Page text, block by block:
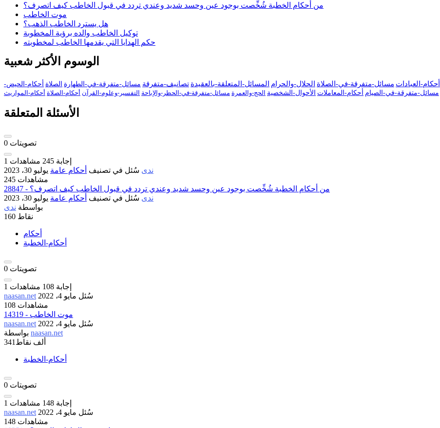
من أحكام الخطبة شُخِّصت بوجود عين وحسد شديد وعندي تردد في قبول الخاطب كيف اتصرف؟
موت الخاطب
هل يسترد الخاطب الذهب؟
توكيل الخاطب والده برؤية المخطوبة
حكم الهدايا التي يقدمها الخاطب لمخطوبته
الوسوم الأكثر شعبية
أحكام-العبادات مسائل-متفرقة-في-الصلاة الحلال-والحرام المسائل-المتعلقة-بالعقيدة تصانيف-متفرقة مسائل-متفرقة-في-الطهارة الصلاة أحكام-الحيض-
مسائل-متفرقة-في-الصيام أحكام-المعاملات الأحوال-الشخصية الحج-والعمرة مسائل-متفرقة-في-الحظر-والإباحة التفسير-وعلوم-القرآن أحكام-الصلاة أحكام-المواريث
الأسئلة المتعلقة
0 تصويتات
1 إجابة 245 مشاهدات
ندى سُئل في تصنيف أحكام عامة يوليو 30، 2023
245 مشاهدات
28847 - من أحكام الخطبة شُخِّصت بوجود عين وحسد شديد وعندي تردد في قبول الخاطب كيف اتصرف؟
ندى سُئل في تصنيف أحكام عامة يوليو 30، 2023
بواسطة ندى
160 نقاط
أحكام
أحكام-الخطبة
0 تصويتات
1 إجابة 108 مشاهدات
naasan.net
سُئل مايو 4، 2022
108 مشاهدات
14319 - موت الخاطب
naasan.net
سُئل مايو 4، 2022
naasan.net
341ألف نقاط
أحكام-الخطبة
0 تصويتات
1 إجابة 148 مشاهدات
naasan.net
سُئل مايو 4، 2022
148 مشاهدات